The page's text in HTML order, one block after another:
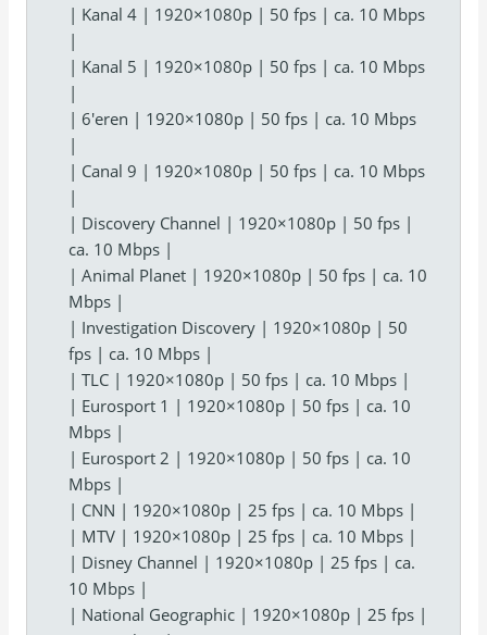
| Kanal 4 | 1920×1080p | 50 fps | ca. 10 Mbps
|
| Kanal 5 | 1920×1080p | 50 fps | ca. 10 Mbps
|
| 6'eren | 1920×1080p | 50 fps | ca. 10 Mbps
|
| Canal 9 | 1920×1080p | 50 fps | ca. 10 Mbps
|
| Discovery Channel | 1920×1080p | 50 fps |
ca. 10 Mbps |
| Animal Planet | 1920×1080p | 50 fps | ca. 10
Mbps |
| Investigation Discovery | 1920×1080p | 50
fps | ca. 10 Mbps |
| TLC | 1920×1080p | 50 fps | ca. 10 Mbps |
| Eurosport 1 | 1920×1080p | 50 fps | ca. 10
Mbps |
| Eurosport 2 | 1920×1080p | 50 fps | ca. 10
Mbps |
| CNN | 1920×1080p | 25 fps | ca. 10 Mbps |
| MTV | 1920×1080p | 25 fps | ca. 10 Mbps |
| Disney Channel | 1920×1080p | 25 fps | ca.
10 Mbps |
| National Geographic | 1920×1080p | 25 fps |